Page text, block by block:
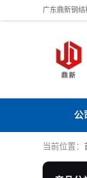
公
当前位置：